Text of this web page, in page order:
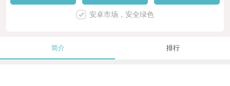
安卓市场，安全绿色
简介 排行